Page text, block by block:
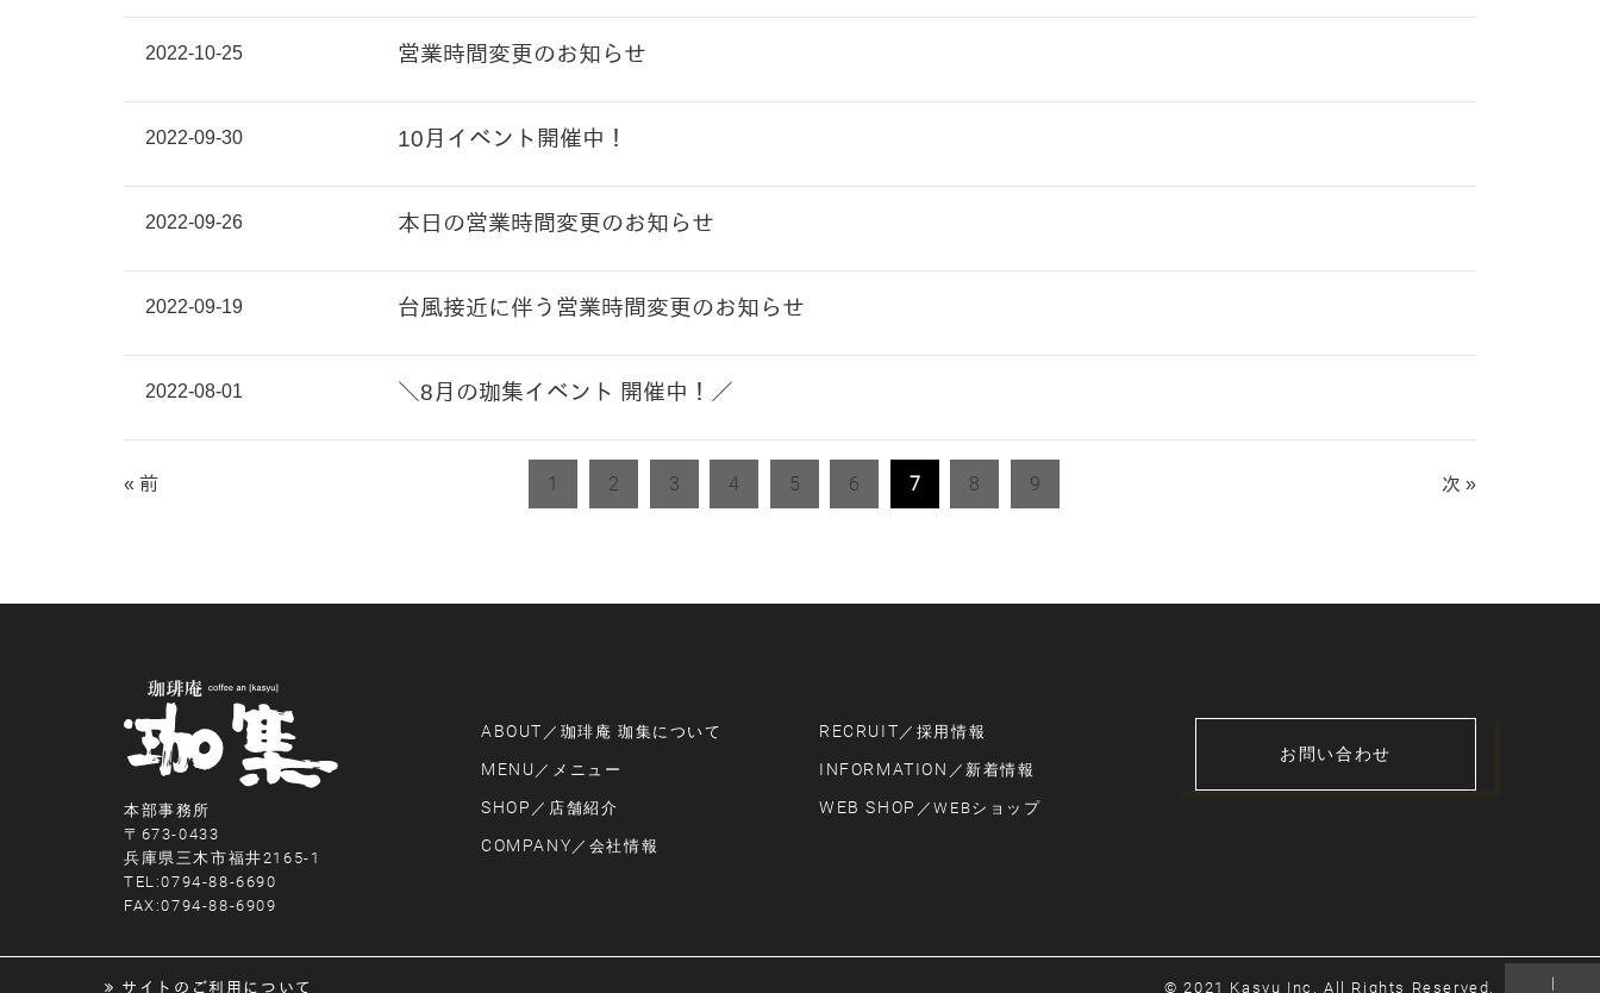
2022-10-25 営業時間変更のお知らせ
2022-09-30 10月イベント開催中！
2022-09-26 本日の営業時間変更のお知らせ
2022-09-19 台風接近に伴う営業時間変更のお知らせ
2022-08-01 ＼8月の珈集イベント 開催中！／
« 前 1 2 3 4 5 6 7 8 9 次 »
｜
本部事務所
〒673-0433
兵庫県三木市福井2165-1
TEL:0794-88-6690
FAX:0794-88-6909
ABOUT ／珈琲庵 珈集について RECRUIT ／採用情報
MENU ／メニュー INFORMATION ／新着情報
SHOP ／店舗紹介 WEB SHOP ／WEBショップ
COMPANY ／会社情報
お問い合わせ
サイトのご利用について © 2021 Kasyu Inc. All Rights Reserved.